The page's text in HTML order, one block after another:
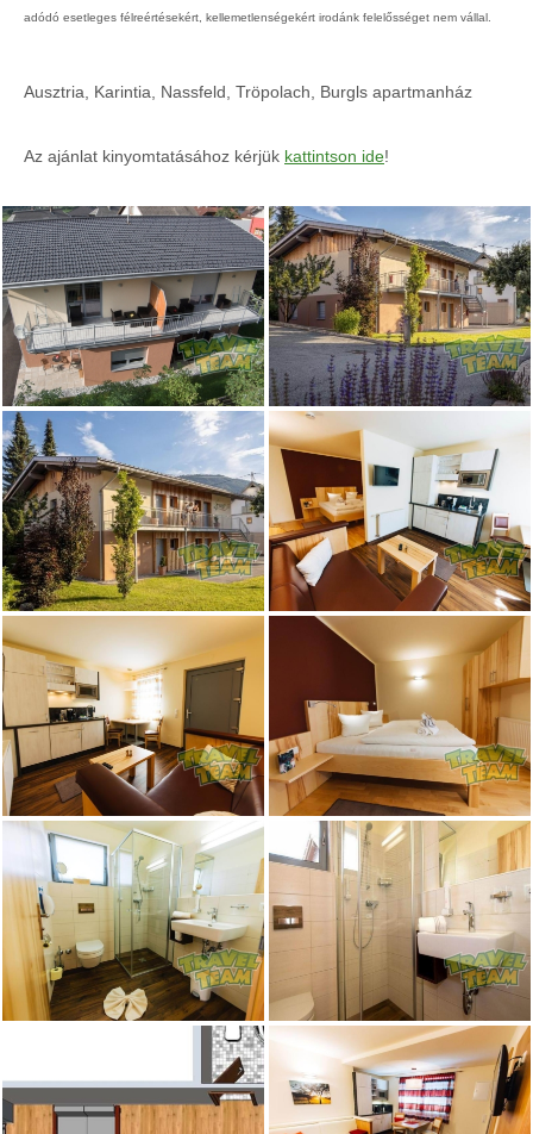
adódó esetleges félreértésekért, kellemetlenségekért irodánk felelősséget nem vállal.
Ausztria, Karintia, Nassfeld, Tröpolach, Burgls apartmanház
Az ajánlat kinyomtatásához kérjük kattintson ide!